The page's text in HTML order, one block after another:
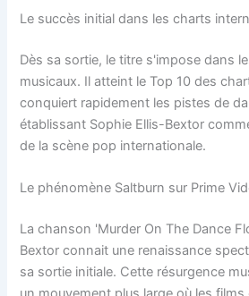
Le succès initial dans les charts
Dès sa sortie, le titre s'impose dans
musicaux. Il atteint le Top 10 des
conquiert rapidement les pistes de
établissant Sophie Ellis-Bextor
de la scène pop internationale.
Le phénomène Saltburn sur Prime
La chanson 'Murder On The Dance
Bextor connait une renaissance
sa sortie initiale. Cette résurgence